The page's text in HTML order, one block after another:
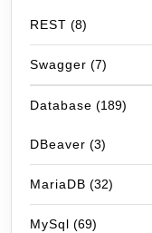
REST (8)
Swagger (7)
Database (189)
DBeaver (3)
MariaDB (32)
MySql (69)